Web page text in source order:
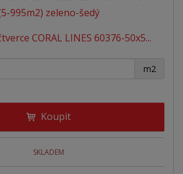
CORAL LINES 60376-50x5...
m2
+ -
Koupit
SKLADEM